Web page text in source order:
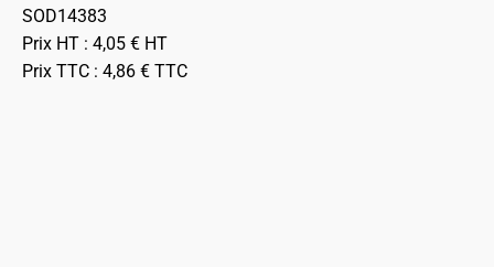
SOD14383
Prix HT : 4,05 € HT
Prix TTC : 4,86 € TTC